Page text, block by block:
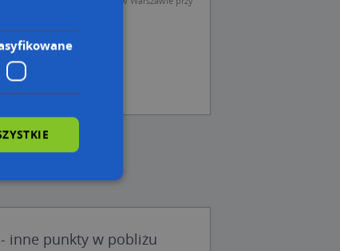
inne punkty w pobliżu
użytkownika i